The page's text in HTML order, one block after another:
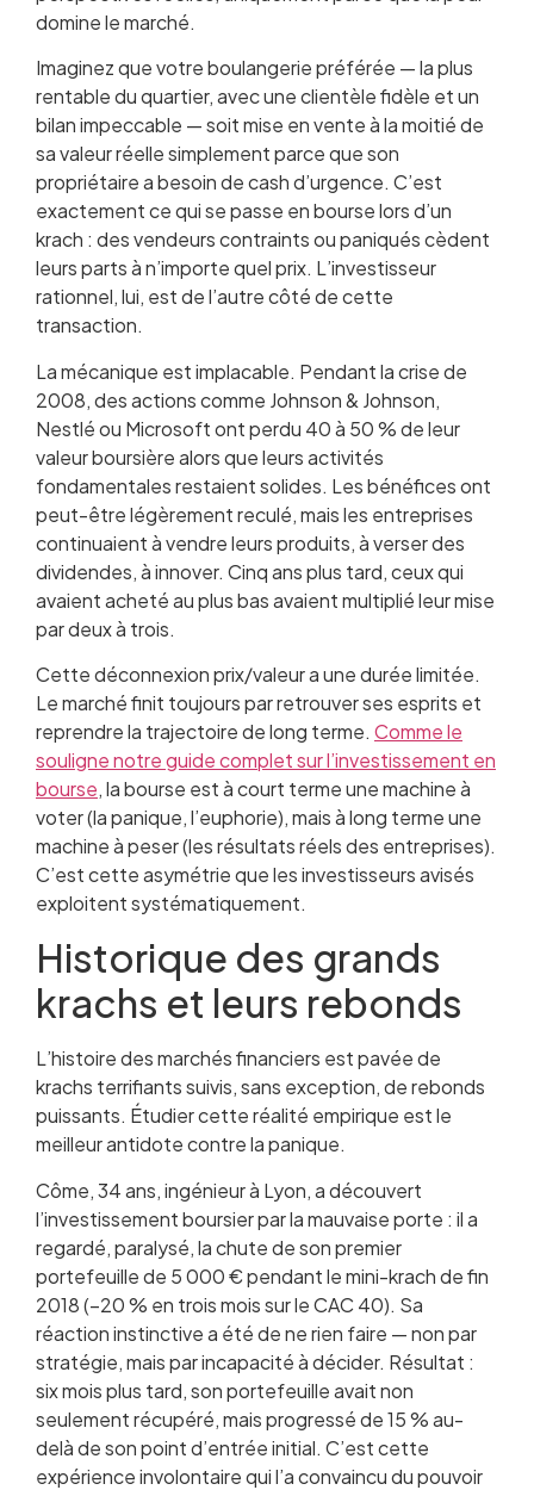
domine le marché.
Imaginez que votre boulangerie préférée — la plus
rentable du quartier, avec une clientèle fidèle et un
bilan impeccable — soit mise en vente à la moitié de
sa valeur réelle simplement parce que son
propriétaire a besoin de cash d’urgence. C’est
exactement ce qui se passe en bourse lors d’un
krach : des vendeurs contraints ou paniqués cèdent
leurs parts à n’importe quel prix. L’investisseur
rationnel, lui, est de l’autre côté de cette
transaction.
La mécanique est implacable. Pendant la crise de
2008, des actions comme Johnson & Johnson,
Nestlé ou Microsoft ont perdu 40 à 50 % de leur
valeur boursière alors que leurs activités
fondamentales restaient solides. Les bénéfices ont
peut-être légèrement reculé, mais les entreprises
continuaient à vendre leurs produits, à verser des
dividendes, à innover. Cinq ans plus tard, ceux qui
avaient acheté au plus bas avaient multiplié leur mise
par deux à trois.
Cette déconnexion prix/valeur a une durée limitée.
Le marché finit toujours par retrouver ses esprits et
reprendre la trajectoire de long terme. Comme le
souligne notre guide complet sur l’investissement en
bourse, la bourse est à court terme une machine à
voter (la panique, l’euphorie), mais à long terme une
machine à peser (les résultats réels des entreprises).
C’est cette asymétrie que les investisseurs avisés
exploitent systématiquement.
Historique des grands
krachs et leurs rebonds
L’histoire des marchés financiers est pavée de
krachs terrifiants suivis, sans exception, de rebonds
puissants. Étudier cette réalité empirique est le
meilleur antidote contre la panique.
Côme, 34 ans, ingénieur à Lyon, a découvert
l’investissement boursier par la mauvaise porte : il a
regardé, paralysé, la chute de son premier
portefeuille de 5 000 € pendant le mini-krach de fin
2018 (–20 % en trois mois sur le CAC 40). Sa
réaction instinctive a été de ne rien faire — non par
stratégie, mais par incapacité à décider. Résultat :
six mois plus tard, son portefeuille avait non
seulement récupéré, mais progressé de 15 % au-
delà de son point d’entrée initial. C’est cette
expérience involontaire qui l’a convaincu du pouvoir